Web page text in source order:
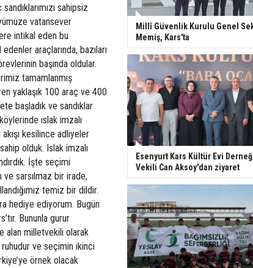
sahipsiz
vatansever
intikal eden bu
araçlarında, bazıları
başında oldular.
tamamlanmış
yaklaşık 100 araç ve 400
başladık ve sandıklar
ıslak imzalı
kesilince adliyeler
olduk. Islak imzalı
İşte seçimi
ve sarsılmaz bir irade,
temiz bir dildir.
hediye ediyorum. Bugün
Bununla gurur
alan milletvekili olarak
ruhudur ve seçimin ikinci
örnek olacak
Millî Güvenlik Kurulu Genel
Memiş, Kars'ta
Esenyurt Kars Kültür Evi
Vekili Can Aksoy'dan ziyaret